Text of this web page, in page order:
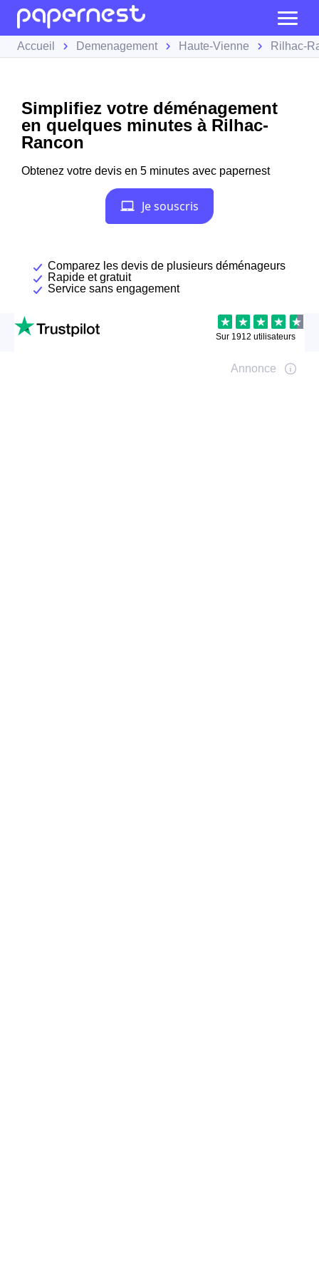
Accueil Demenagement Haute-Vienne Rilhac-